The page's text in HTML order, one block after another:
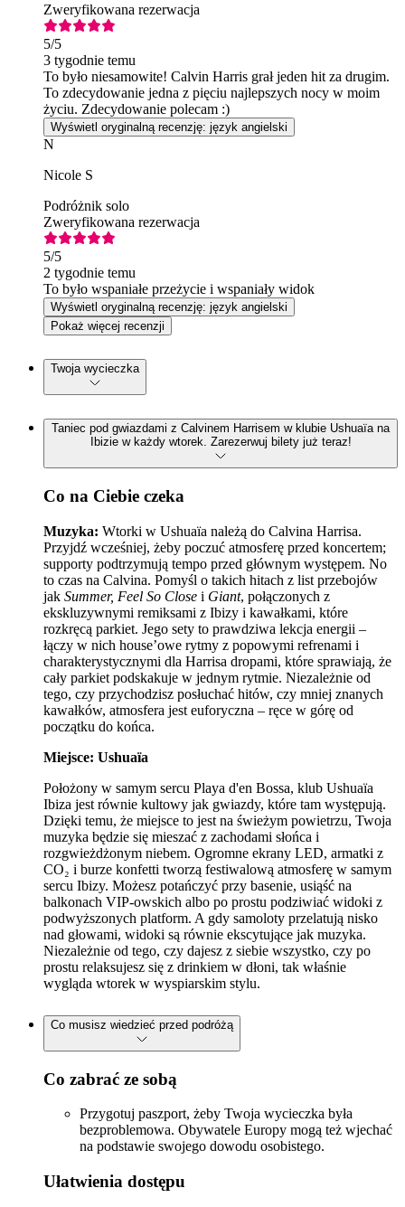
Zweryfikowana rezerwacja
5/5
3 tygodnie temu
To było niesamowite! Calvin Harris grał jeden hit za drugim.
To zdecydowanie jedna z pięciu najlepszych nocy w moim
życiu. Zdecydowanie polecam :)
Wyświetl oryginalną recenzję: język angielski
N
Nicole S
Podróżnik solo
Zweryfikowana rezerwacja
5/5
2 tygodnie temu
To było wspaniałe przeżycie i wspaniały widok
Wyświetl oryginalną recenzję: język angielski
Pokaż więcej recenzji
Twoja wycieczka
Taniec pod gwiazdami z Calvinem Harrisem w klubie Ushuaïa na
Ibizie w każdy wtorek. Zarezerwuj bilety już teraz!
Co na Ciebie czeka
Muzyka: Wtorki w Ushuaïa należą do Calvina Harrisa.
Przyjdź wcześniej, żeby poczuć atmosferę przed koncertem;
supporty podtrzymują tempo przed głównym występem. No
to czas na Calvina. Pomyśl o takich hitach z list przebojów
jak Summer, Feel So Close i Giant, połączonych z
ekskluzywnymi remiksami z Ibizy i kawałkami, które
rozkręcą parkiet. Jego sety to prawdziwa lekcja energii –
łączy w nich house’owe rytmy z popowymi refrenami i
charakterystycznymi dla Harrisa dropami, które sprawiają, że
cały parkiet podskakuje w jednym rytmie. Niezależnie od
tego, czy przychodzisz posłuchać hitów, czy mniej znanych
kawałków, atmosfera jest euforyczna – ręce w górę od
początku do końca.
Miejsce: Ushuaïa
Położony w samym sercu Playa d'en Bossa, klub Ushuaïa
Ibiza jest równie kultowy jak gwiazdy, które tam występują.
Dzięki temu, że miejsce to jest na świeżym powietrzu, Twoja
muzyka będzie się mieszać z zachodami słońca i
rozgwieżdżonym niebem. Ogromne ekrany LED, armatki z
CO₂ i burze konfetti tworzą festiwalową atmosferę w samym
sercu Ibizy. Możesz potańczyć przy basenie, usiąść na
balkonach VIP-owskich albo po prostu podziwiać widoki z
podwyższonych platform. A gdy samoloty przelatują nisko
nad głowami, widoki są równie ekscytujące jak muzyka.
Niezależnie od tego, czy dajesz z siebie wszystko, czy po
prostu relaksujesz się z drinkiem w dłoni, tak właśnie
wygląda wtorek w wyspiarskim stylu.
Co musisz wiedzieć przed podróżą
Co zabrać ze sobą
Przygotuj paszport, żeby Twoja wycieczka była
bezproblemowa. Obywatele Europy mogą też wjechać
na podstawie swojego dowodu osobistego.
Ułatwienia dostępu